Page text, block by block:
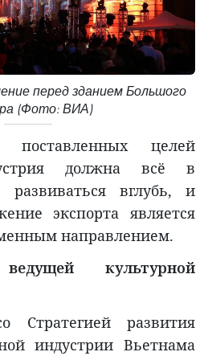
перед зданием Большого
(Фото: ВИА)
поставленных целей
должна всё в
развиваться вглубь, и
экспорта является
направлением.
культурной
Стратегией развития
индустрии Вьетнама